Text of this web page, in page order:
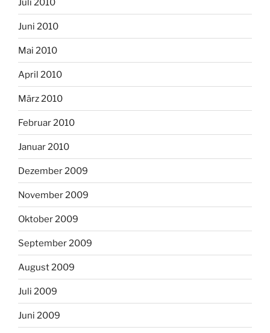
Juli 2010
Juni 2010
Mai 2010
April 2010
März 2010
Februar 2010
Januar 2010
Dezember 2009
November 2009
Oktober 2009
September 2009
August 2009
Juli 2009
Juni 2009